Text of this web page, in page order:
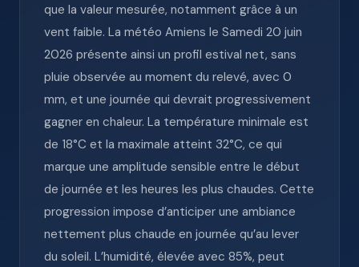
que la valeur mesurée, notamment grâce à un
vent faible. La météo Amiens le Samedi 20 juin
2026 présente ainsi un profil estival net, sans
pluie observée au moment du relevé, avec 0
mm, et une journée qui devrait progressivement
gagner en chaleur. La température minimale est
de 18°C et la maximale atteint 32°C, ce qui
marque une amplitude sensible entre le début
de journée et les heures les plus chaudes. Cette
progression impose d’anticiper une ambiance
nettement plus chaude en journée qu’au lever
du soleil. L’humidité, élevée avec 85%, peut